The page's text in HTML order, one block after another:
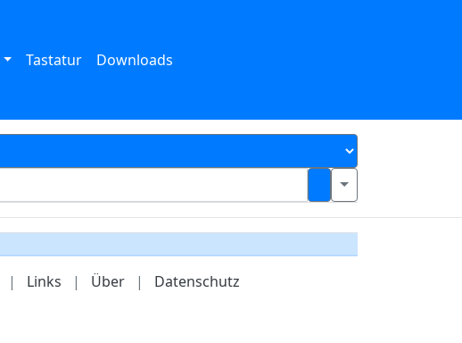
Tastatur Downloads
| Links | Über | Datenschutz